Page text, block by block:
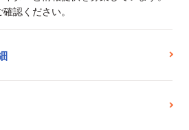
認ください。